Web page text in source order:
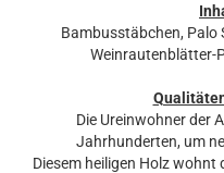
Bambusstäbchen, Palo
Weinrautenblätter-
Die Ureinwohner der
Jahrhunderten, um
Diesem heiligen Holz wohnt